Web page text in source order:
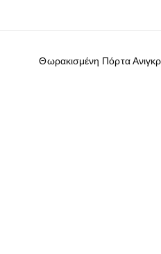
Θωρακισμένη Πόρτα